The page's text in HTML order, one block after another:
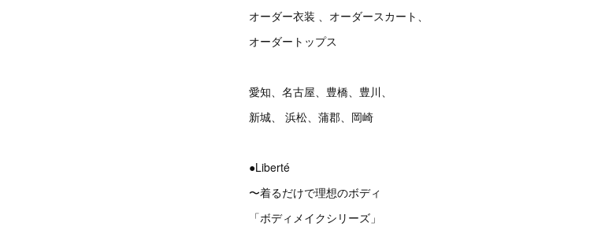
オーダー衣装 、オーダースカート、
オーダートップス
愛知、名古屋、豊橋、豊川、
新城、 浜松、蒲郡、岡崎
●Liberté
〜着るだけで理想のボディ
「ボディメイクシリーズ」